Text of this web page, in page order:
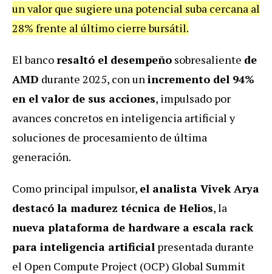
un valor que sugiere una potencial suba cercana al
28% frente al último cierre bursátil.
El bancoresaltó el desempeño sobresaliente de
AMD durante 2025, con unincremento del 94%
en el valor de sus acciones, impulsado por
avances concretos en inteligencia artificial y
soluciones de procesamiento de última
generación.
Como principal impulsor, el analista Vivek Arya
destacó la madurez técnica de Helios, la
nueva plataforma de hardware a escala rack
para inteligencia artificial presentada durante
el Open Compute Project (OCP) Global Summit